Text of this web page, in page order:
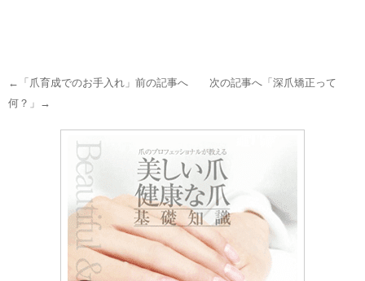
←「 爪育成でのお手入れ 」前の記事へ 次の記事へ「 深爪矯正って
何？ 」→